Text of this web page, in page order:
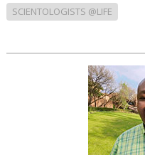
SCIENTOLOGISTS @LIFE